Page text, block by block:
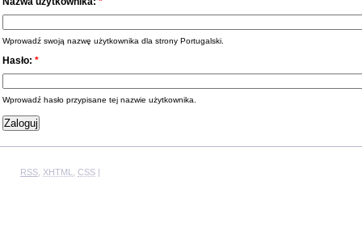
Wprowadź swoją nazwę użytkownika dla strony Portugalski.
Hasło: *
Wprowadź hasło przypisane tej nazwie użytkownika.
RSS XHTML CSS |